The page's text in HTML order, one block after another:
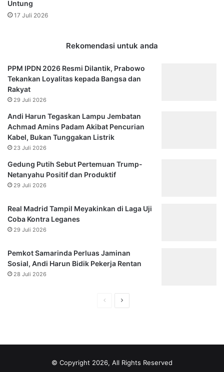
Untung
17 Juli 2026
Rekomendasi untuk anda
PPM IPDN 2026 Resmi Dilantik, Prabowo
Tekankan Loyalitas kepada Bangsa dan
Rakyat
29 Juli 2026
Andi Harun Tegaskan Lampu Jembatan
Achmad Amins Padam Akibat Pencurian
Kabel, Bukan Tunggakan Listrik
23 Juli 2026
Gedung Putih Sebut Pertemuan Trump-
Netanyahu Positif dan Produktif
29 Juli 2026
Real Madrid Tampil Meyakinkan di Laga Uji
Coba Kontra Leganes
29 Juli 2026
Pemkot Samarinda Perluas Jaminan
Sosial, Andi Harun Bidik Pekerja Rentan
28 Juli 2026
HalamanHalaman
© Copyright 2026, All Rights Reserved